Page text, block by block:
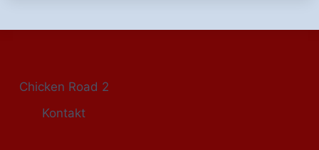
Chicken Road 2
Kontakt